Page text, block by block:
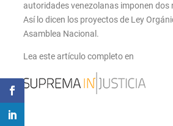
autoridades venezolanas imponen dos
Así lo dicen los proyectos de Ley
Asamblea Nacional.
Lea este artículo completo en